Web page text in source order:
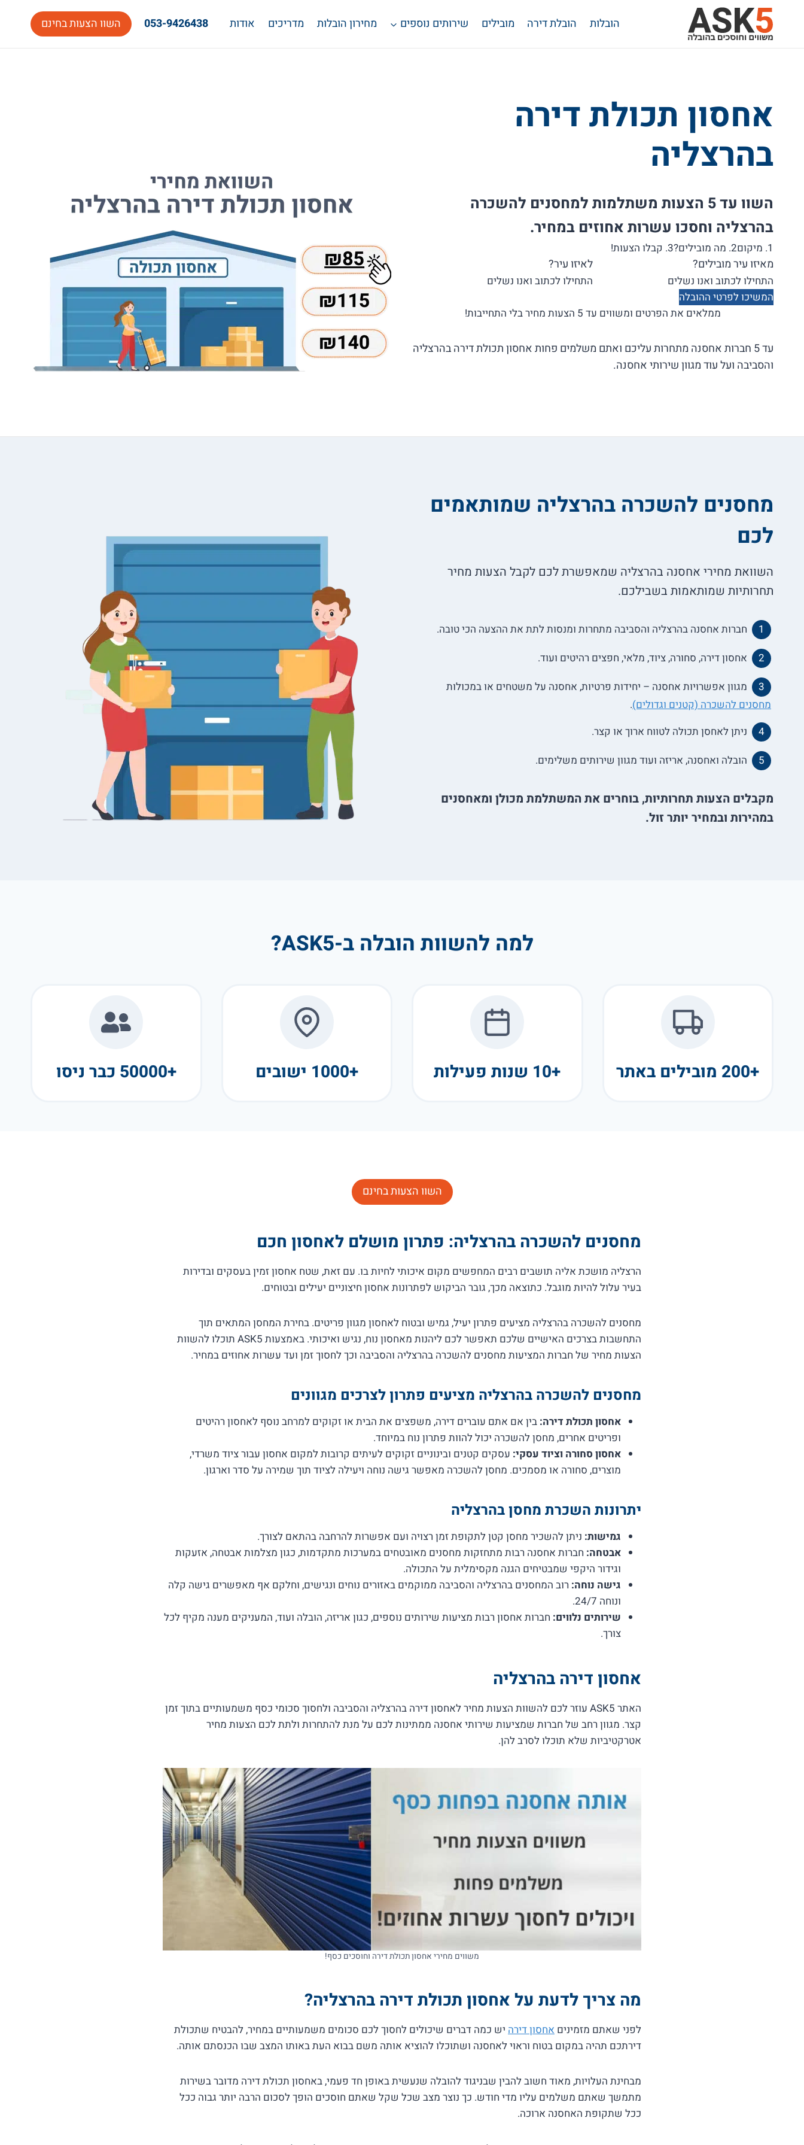
content
הובלות הובלת דירה מובילים שירותים נוספים מחירון הובלות מדריכים אודות 053-9426438 השוו הצעות בחינם
אחסון תכולת דירה
בהרצליה
השוו עד 5 הצעות משתלמות למחסנים להשכרה
בהרצליה וחסכו עשרות אחוזים במחיר.
1. מיקום 2. מה מובילים? 3. קבלו הצעות!
מאיזו עיר מובילים? לאיזו עיר?
המשיכו לפרטי ההובלה
ממלאים את הפרטים ומשווים עד 5 הצעות מחיר בלי התחייבות!
עד 5 חברות אחסנה מתחרות עליכם ואתם משלמים פחות אחסון תכולת דירה בהרצליה
והסביבה ועל עוד מגוון שירותי אחסנה.
מחסנים להשכרה בהרצליה שמותאמים
לכם
השוואת מחירי אחסנה בהרצליה שמאפשרת לכם לקבל הצעות מחיר
תחרותיות שמותאמות בשבילכם.
חברות אחסנה בהרצליה והסביבה מתחרות ומנסות לתת את ההצעה הכי טובה.
אחסון דירה, סחורה, ציוד, מלאי, חפצים רהיטים ועוד.
מגוון אפשרויות אחסנה – יחידות פרטיות, אחסנה על משטחים או במכולות
מחסנים להשכרה (קטנים וגדולים).
ניתן לאחסן תכולה לטווח ארוך או קצר.
הובלה ואחסנה, אריזה ועוד מגוון שירותים משלימים.
מקבלים הצעות תחרותיות, בוחרים את המשתלמת מכולן ומאחסנים
במהירות ובמחיר יותר זול.
למה להשוות הובלה ב-ASK5?
+200 מובילים באתר +10 שנות פעילות +1000 ישובים +50000 כבר ניסו
השוו הצעות בחינם
מחסנים להשכרה בהרצליה: פתרון מושלם לאחסון חכם
הרצליה מושכת אליה תושבים רבים המחפשים מקום איכותי לחיות בו. עם זאת, שטח אחסון זמין בעסקים ובדירות
בעיר עלול להיות מוגבל. כתוצאה מכך, גובר הביקוש לפתרונות אחסון חיצוניים יעילים ובטוחים.
מחסנים להשכרה בהרצליה מציעים פתרון יעיל, גמיש ובטוח לאחסון מגוון פריטים. בחירת המחסן המתאים תוך
התחשבות בצרכים האישיים שלכם תאפשר לכם ליהנות מאחסון נוח, נגיש ואיכותי. באמצעות ASK5 תוכלו להשוות
הצעות מחיר של חברות המציעות מחסנים להשכרה בהרצליה והסביבה וכך לחסוך זמן ועד עשרות אחוזים במחיר.
מחסנים להשכרה בהרצליה מציעים פתרון לצרכים מגוונים
אחסון תכולת דירה: בין אם אתם עוברים דירה, משפצים את הבית או זקוקים למרחב נוסף לאחסון רהיטים
ופריטים אחרים, מחסן להשכרה יכול להוות פתרון נוח במיוחד.
אחסון סחורה וציוד עסקי: עסקים קטנים ובינוניים זקוקים לעיתים קרובות למקום אחסון עבור ציוד משרדי,
מוצרים, סחורה או מסמכים. מחסן להשכרה מאפשר גישה נוחה ויעילה לציוד תוך שמירה על סדר וארגון.
יתרונות השכרת מחסן בהרצליה
גמישות: ניתן להשכיר מחסן קטן לתקופת זמן רצויה ועם אפשרות להרחבה בהתאם לצורך.
אבטחה: חברות אחסנה רבות מתחזקות מחסנים מאובטחים במערכות מתקדמות, כגון מצלמות אבטחה, אזעקות
וגידור היקפי שמבטיחים הגנה מקסימלית על התכולה.
גישה נוחה: רוב המחסנים בהרצליה והסביבה ממוקמים באזורים נוחים ונגישים, וחלקם אף מאפשרים גישה קלה
ונוחה 24/7.
שירותים נלווים: חברות אחסון רבות מציעות שירותים נוספים, כגון אריזה, הובלה ועוד, המעניקים מענה מקיף לכל
צורך.
אחסון דירה בהרצליה
האתר ASK5 עוזר לכם להשוות הצעות מחיר לאחסון דירה בהרצליה והסביבה ולחסוך סכומי כסף משמעותיים בתוך זמן
קצר. מגוון רחב של חברות שמציעות שירותי אחסנה ממתינות לכם על מנת להתחרות ולתת לכם הצעות מחיר
אטרקטיביות שלא תוכלו לסרב להן.
משווים מחירי אחסון תכולת דירה וחוסכים כסף!
מה צריך לדעת על אחסון תכולת דירה בהרצליה?
לפני שאתם מזמינים אחסון דירה יש כמה דברים שיכולים לחסוך לכם סכומים משמעותיים במחיר, להבטיח שתכולת
דירתכם תהיה במקום בטוח וראוי לאחסנה ושתוכלו להוציא אותה משם בבוא העת באותו המצב שבו הכנסתם אותה.
מבחינת העלויות, מאוד חשוב להבין שבניגוד להובלה שנעשית באופן חד פעמי, באחסון תכולת דירה מדובר בשירות
מתמשך שאתם משלמים עליו מדי חודש. כך נוצר מצב שכל שקל שאתם חוסכים הופך לסכום הרבה יותר גבוה ככל
ככל שתקופת האחסנה ארוכה.